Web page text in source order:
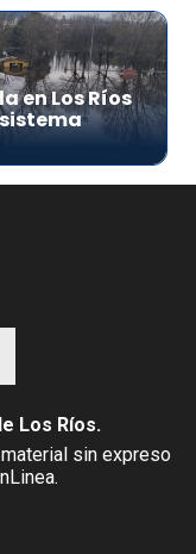
en Los Ríos
Los Ríos.
sin expreso